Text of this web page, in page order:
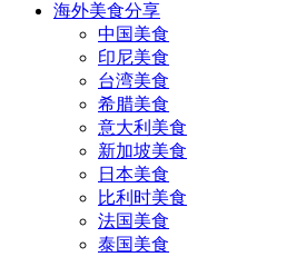
海外美食分享
中国美食
印尼美食
台湾美食
希腊美食
意大利美食
新加坡美食
日本美食
比利时美食
法国美食
泰国美食